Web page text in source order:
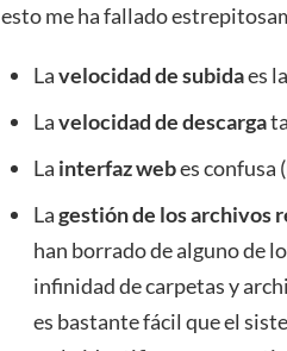
esto me ha fallado
Lavelocidad de subidaes
Lavelocidad de descarga
La interfaz webes confusa
Lagestión de los archivos
han borrado de alguno de
infinidad de carpetas y
es bastante fácil que el